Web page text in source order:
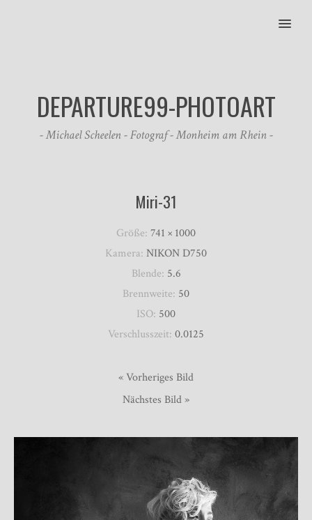
MENU
DEPARTURE99-PHOTOART
- Michael Scheelen - Fotograf - Monheim am Rhein -
Miri-31
Größe: 741 × 1000
Kamera: NIKON D750
Blende: 5.6
Brennweite: 50
ISO: 500
Verschlusszeit: 0.0125
« Vorheriges Bild
Nächstes Bild »